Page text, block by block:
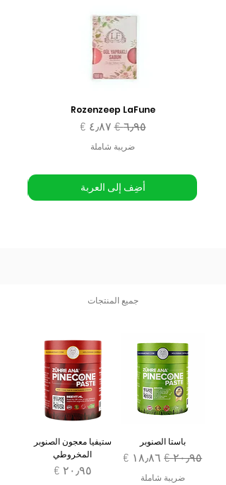
Rozenzeep LaFune
سعر عادي‏٦٫٩٥ € سعر البيع
ضريبة شاملة
أضِف إلى العربة
جميع المنتجات
باستا الصنوبر
سعر عادي‏٢٠٫٩٥ € سعر البيع
ضريبة شاملة
ستيفيا معجون الصنوبر
المخروطي
السعر